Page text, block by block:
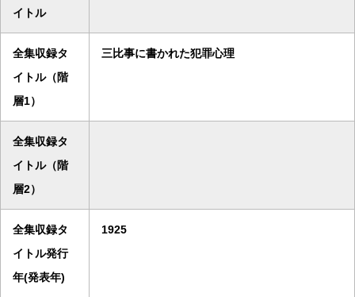
イトル
全集収録タ
イトル（階
層1）
三比事に書かれた犯罪心理
全集収録タ
イトル（階
層2）
全集収録タ
イトル発行
年(発表年)
1925